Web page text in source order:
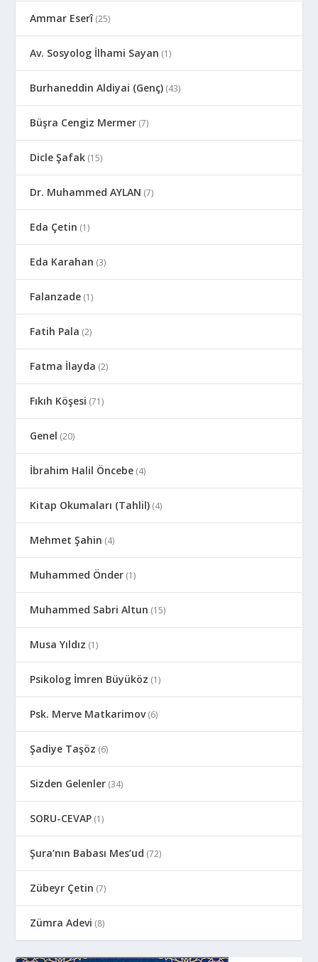
Ammar Eserî(25)
Av. Sosyolog İlhami Sayan (1)
Burhaneddin Aldiyai (Genç) (43)
Büşra Cengiz Mermer (7)
Dicle Şafak (15)
Dr. Muhammed AYLAN (7)
Eda Çetin (1)
Eda Karahan (3)
Falanzade (1)
Fatih Pala (2)
Fatma İlayda (2)
Fıkıh Köşesi (71)
Genel (20)
İbrahim Halil Öncebe (4)
Kitap Okumaları (Tahlil) (4)
Mehmet Şahin (4)
Muhammed Önder (1)
Muhammed Sabri Altun (15)
Musa Yıldız (1)
Psikolog İmren Büyüköz (1)
Psk. Merve Matkarimov(6)
Şadiye Taşöz (6)
Sizden Gelenler (34)
SORU-CEVAP (1)
Şura’nın Babası Mes’ud (72)
Zübeyr Çetin (7)
Zümra Adevi (8)